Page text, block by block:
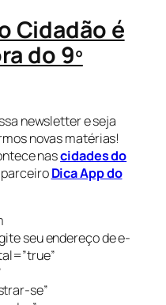
Cidadão é
do 9º
newsletter e seja
novas matérias!
nascidades do
Dica App do
seu endereço de e-
se”